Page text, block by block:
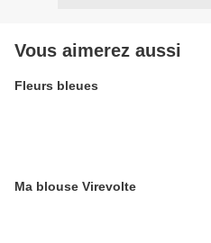
Vous aimerez aussi
Fleurs bleues
Ma blouse Virevolte